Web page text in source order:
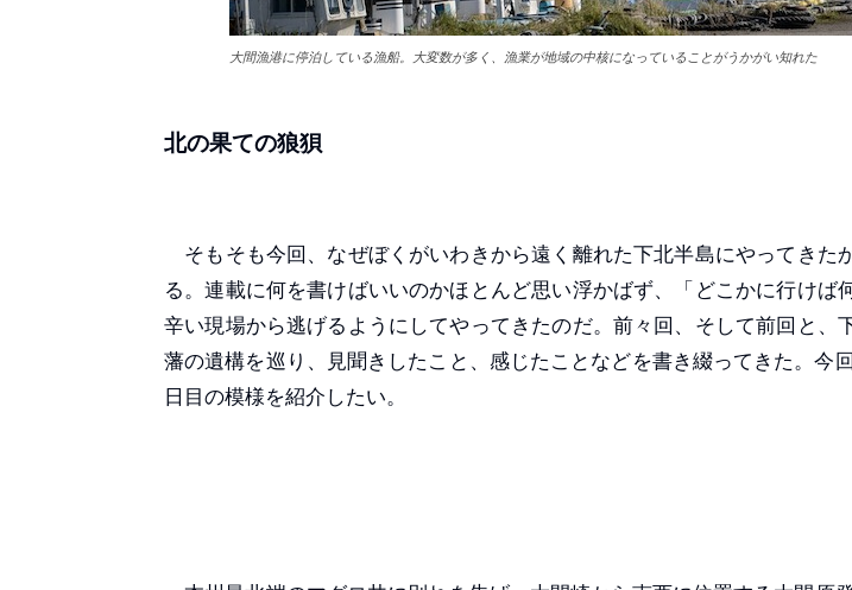
大間漁港に停泊している漁船。大変数が多く、漁業が地域の中核になっていることがうかがい知れた
北の果ての狼狽
そもそも今回、なぜぼくがいわきから遠く離れた下北半島にやってきた
る。連載に何を書けばいいのかほとんど思い浮かばず、「どこかに行けば
辛い現場から逃げるようにしてやってきたのだ。前々回、そして前回と、
藩の遺構を巡り、見聞きしたこと、感じたことなどを書き綴ってきた。今
日目の模様を紹介したい。